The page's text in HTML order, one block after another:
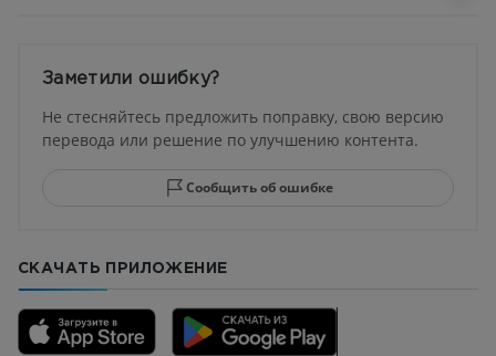
Заметили ошибку?
Не стесняйтесь предложить поправку, свою версию
перевода или решение по улучшению контента.
Сообщить об ошибке
СКАЧАТЬ ПРИЛОЖЕНИЕ